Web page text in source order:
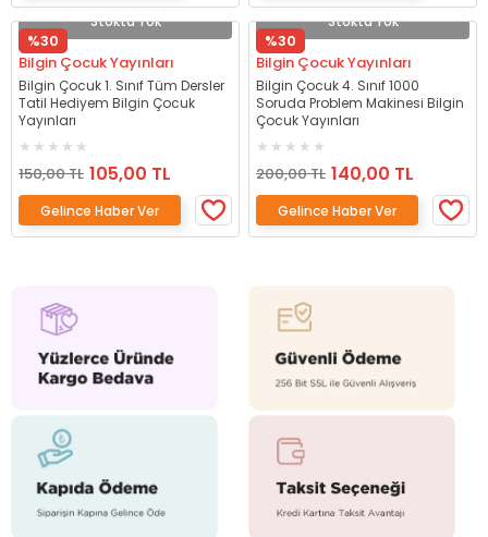
Stokta Yok
%30
Bilgin Çocuk Yayınları
Bilgin Çocuk 1. Sınıf Tüm Dersler
Tatil Hediyem Bilgin Çocuk
Yayınları
150,00 TL 105,00 TL
Gelince Haber Ver
Stokta Yok
%30
Bilgin Çocuk Yayınları
Bilgin Çocuk 4. Sınıf 1000
Soruda Problem Makinesi Bilgin
Çocuk Yayınları
200,00 TL 140,00 TL
Gelince Haber Ver